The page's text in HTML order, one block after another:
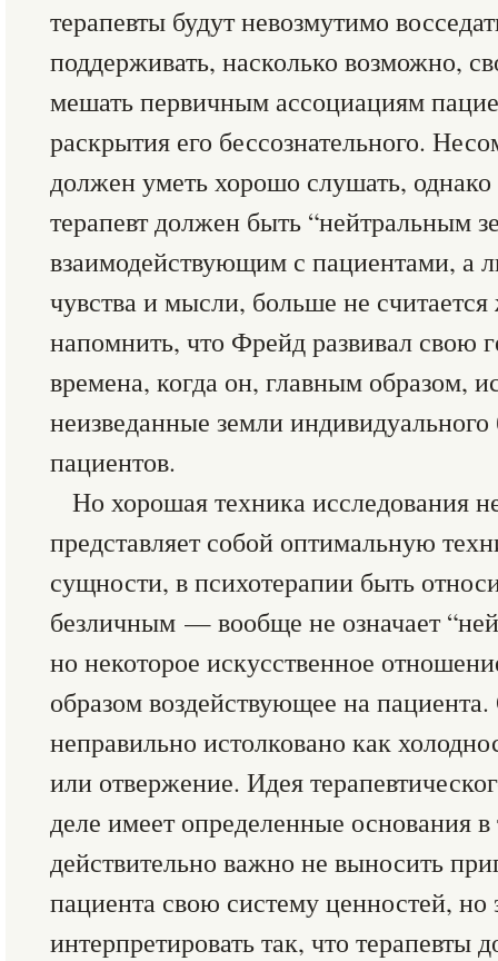
терапевты будут невозмутимо
поддерживать, насколько возможно,
мешать первичным ассоциациям
раскрытия его бессознательного.
должен уметь хорошо слушать, однако
терапевт должен быть “нейтральным
взаимодействующим с пациентами,
чувства и мысли, больше не
напомнить, что Фрейд развивал свою
времена, когда он, главным образом,
неизведанные земли индивидуального
пациентов.
Но хорошая техника исследования
представляет собой оптимальную
сущности, в психотерапии быть
безличным — вообще не означает
но некоторое искусственное
образом воздействующее на
неправильно истолковано как
или отвержение. Идея
деле имеет определенные основания
действительно важно не выносить
пациента свою систему ценностей, но
интерпретировать так, что терапевты